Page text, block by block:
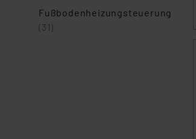
Fußbodenheizungsteuerung
(31)